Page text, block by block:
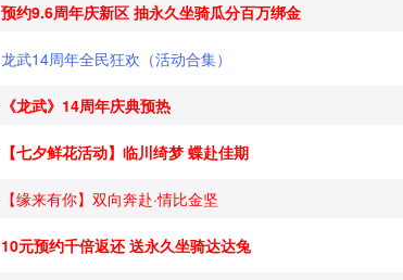
预约9.6周年庆新区 抽永久坐骑瓜分百万绑金
龙武14周年全民狂欢（活动合集）
《龙武》14周年庆典预热
【七夕鲜花活动】临川绮梦 蝶赴佳期
【缘来有你】双向奔赴·情比金坚
10元预约千倍返还 送永久坐骑达达兔